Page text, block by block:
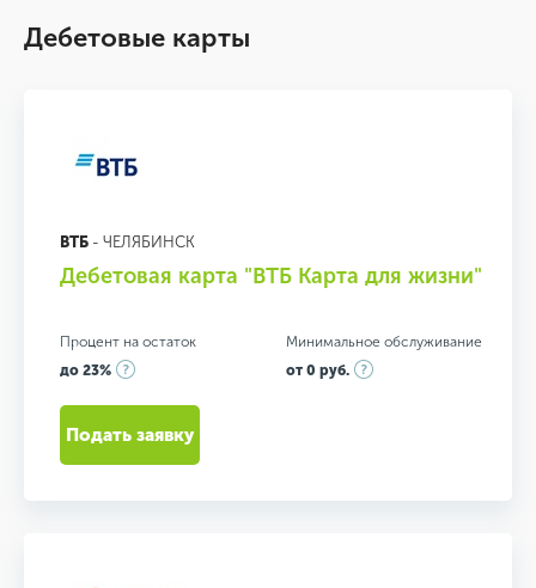
Дебетовые карты
ВТБ - ЧЕЛЯБИНСК
Дебетовая карта "ВТБ Карта для жизни"
Процент на остаток
до 23%
Минимальное обслуживание
от 0 руб.
Подать заявку